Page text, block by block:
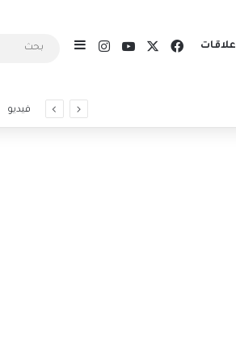
علاقات فيسبوكيوتيوبانستقرامإضافة عمود
فيديو